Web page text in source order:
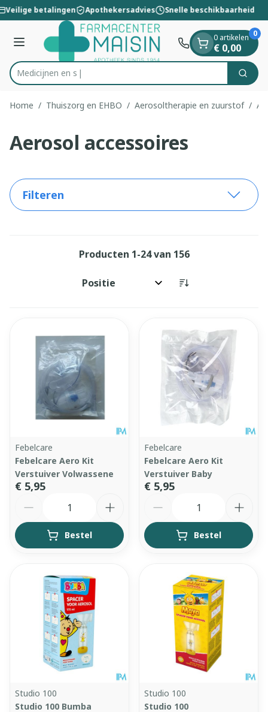
Ga naar de inhoud
1 van 1
Veilige betalingen Apothekersadvies Snelle beschikbaarheid
Menu
Product, merk, categorie... Zoek
0 artikelen
€ 0,00
0
Home / Thuiszorg en EHBO / Aerosoltherapie en zuurstof /
Aerosol accessoires
Filteren
Producten 1-24van 156
Sorteer op:
Febelcare
Febelcare Aero Kit
Verstuiver Volwassene
€ 5,95
Bestel
Febelcare
Febelcare Aero Kit
Verstuiver Baby
€ 5,95
Bestel
Studio 100
Studio 100 Bumba
Studio 100
Studio 100